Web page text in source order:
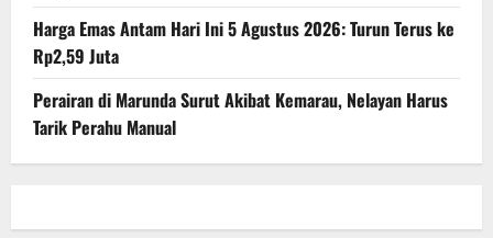
Harga Emas Antam Hari Ini 5 Agustus 2026: Turun Terus ke
Rp2,59 Juta
Perairan di Marunda Surut Akibat Kemarau, Nelayan Harus
Tarik Perahu Manual